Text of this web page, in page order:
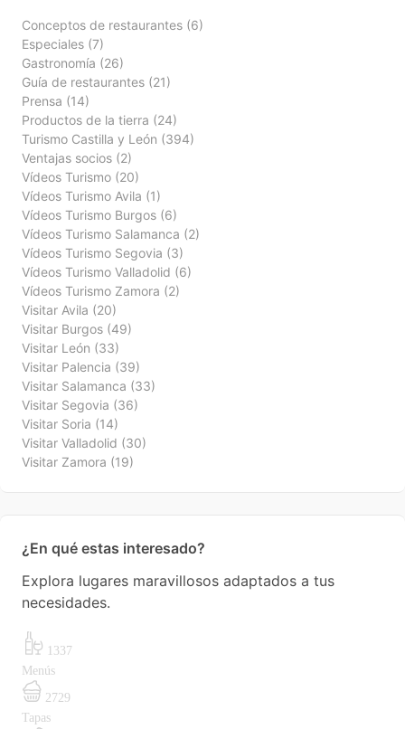
Conceptos de restaurantes (6)
Especiales (7)
Gastronomía (26)
Guía de restaurantes (21)
Prensa (14)
Productos de la tierra (24)
Turismo Castilla y León (394)
Ventajas socios (2)
Vídeos Turismo (20)
Vídeos Turismo Avila (1)
Vídeos Turismo Burgos (6)
Vídeos Turismo Salamanca (2)
Vídeos Turismo Segovia (3)
Vídeos Turismo Valladolid (6)
Vídeos Turismo Zamora (2)
Visitar Avila (20)
Visitar Burgos (49)
Visitar León (33)
Visitar Palencia (39)
Visitar Salamanca (33)
Visitar Segovia (36)
Visitar Soria (14)
Visitar Valladolid (30)
Visitar Zamora (19)
¿En qué estas interesado?
Explora lugares maravillosos adaptados a tus
necesidades.
1337
Menús
2729
Tapas